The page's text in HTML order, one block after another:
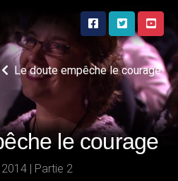
Le doute empêche le courage
le courage
1 | 2014 | Partie 2